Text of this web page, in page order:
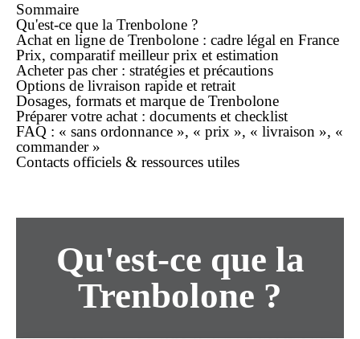
Sommaire
Qu'est-ce que la Trenbolone ?
Achat en ligne de Trenbolone : cadre légal en France
Prix, comparatifmeilleur prix et estimation
Acheterpas cher: stratégies et précautions
Options de livraison rapide et retrait
Dosages, formats et marque de Trenbolone
Préparer votre achat : documents et checklist
FAQ : « sans ordonnance », « prix », « livraison », «
commander »
Contacts officiels & ressources utiles
Qu'est-ce que la
Trenbolone ?